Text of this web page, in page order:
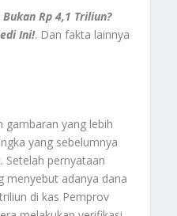
Bukan Rp 4,1 Triliun?
Ini!. Dan fakta lainnya
gambaran yang lebih
yang sebelumnya
Setelah pernyataan
menyebut adanya dana
di kas Pemprov